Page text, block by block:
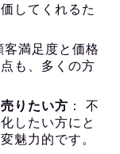
してくれるた
客満足度と価格
も、多くの方
りたい方 ： 不
したい方にと
魅力的です。